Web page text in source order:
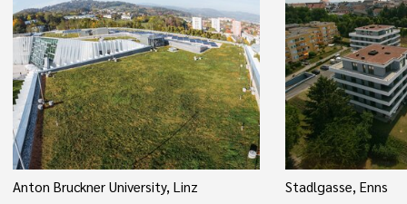
Anton Bruckner University, Linz Stadlgasse, Enns